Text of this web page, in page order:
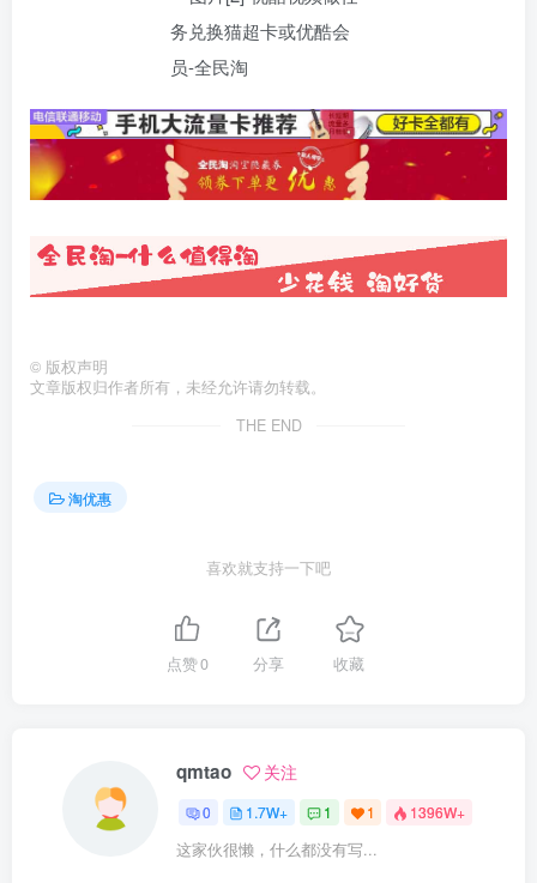
© 版权声明
文章版权归作者所有，未经允许请勿转载。
THE END
淘优惠
喜欢就支持一下吧
点赞0 分享 收藏
qmtao 关注
0 1.7W+ 1 1 1396W+
这家伙很懒，什么都没有写...